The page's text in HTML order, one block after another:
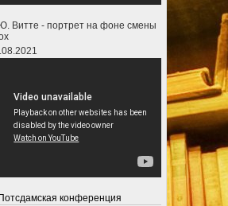
Витте - портрет на фоне смены
конференция